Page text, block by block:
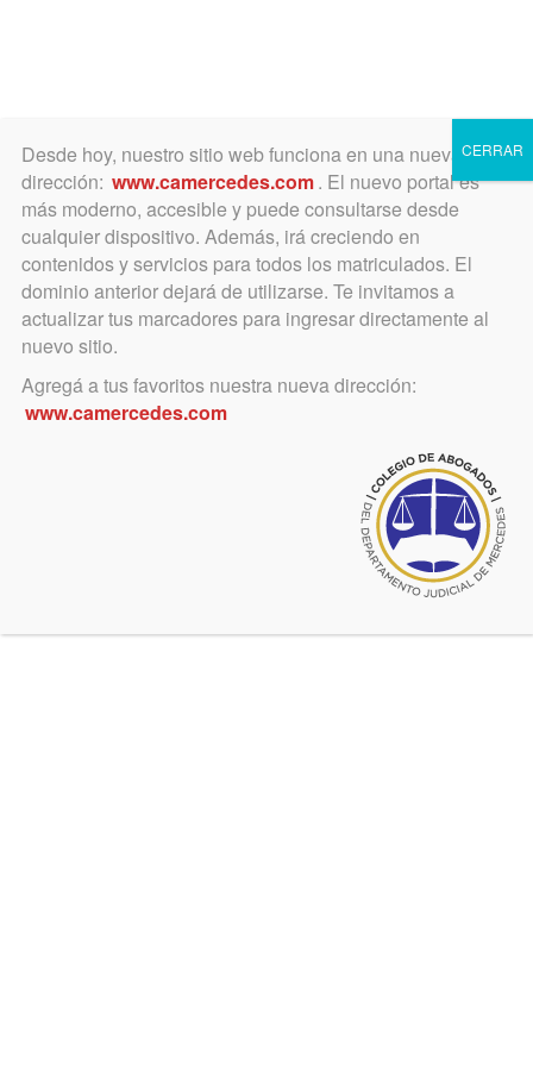
Toggle
navigation
Juzgado Civil y Comercial N°
4
Desde hoy, nuestro sitio web funciona en una nueva
dirección: www.camercedes.com. El nuevo portal es
más moderno, accesible y puede consultarse desde
cualquier dispositivo. Además, irá creciendo en
contenidos y servicios para todos los matriculados. El
dominio anterior dejará de utilizarse. Te invitamos a
actualizar tus marcadores para ingresar directamente al
nuevo sitio.
Agregá a tus favoritos nuestra nueva dirección:
www.camercedes.com
CERRAR